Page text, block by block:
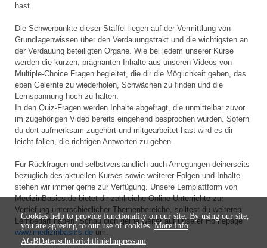
hast.
Die Schwerpunkte dieser Staffel liegen auf der Vermittlung von
Grundlagenwissen über den Verdauungstrakt und die wichtigsten an
der Verdauung beteiligten Organe. Wie bei jedem unserer Kurse
werden die kurzen, prägnanten Inhalte aus unseren Videos von
Multiple-Choice Fragen begleitet, die dir die Möglichkeit geben, das
eben Gelernte zu wiederholen, Schwächen zu finden und die
Lernspannung hoch zu halten.
In den Quiz-Fragen werden Inhalte abgefragt, die unmittelbar zuvor
im zugehörigen Video bereits eingehend besprochen wurden. Sofern
du dort aufmerksam zugehört und mitgearbeitet hast wird es dir
leicht fallen, die richtigen Antworten zu geben.
Für Rückfragen und selbstverständlich auch Anregungen deinerseits
bezüglich des aktuellen Kurses sowie weiterer Folgen und Inhalte
stehen wir immer gerne zur Verfügung. Unsere Lernplattform von
MedizinBasics.de bietet dir zahlreiche Online-Unterrichte zur
Vertiefung unterschiedlicher Themenbereiche, solltest du weiteren
Lernbedarf haben. Schau dich gerne weiter auf unserer Homepage
www.medizinbasics.de um.
Cookies help to provide functionality on our site. By using our site,
you are agreeing to our use of cookies.More info
AGBDatenschutzrichtlinieImpressum